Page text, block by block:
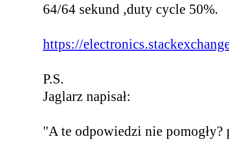
64/64 sekund ,duty cycle 50%.
https://
P.S.
Jaglarz napisał:
"A te odpowiedzi nie